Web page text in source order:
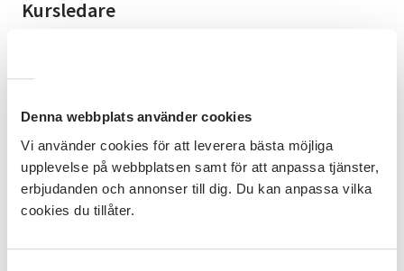
Denna webbplats använder cookies
Vi använder cookies för att leverera bästa möjliga
upplevelse på webbplatsen samt för att anpassa tjänster,
erbjudanden och annonser till dig. Du kan anpassa vilka
cookies du tillåter.
Kursledare
mamma och finsk pappa. Utbildad musiklärare och
Högskolan för Scen och Musik i Göteborg och i Roy
Hart Center Voicework i Frankrike. Under många år
sjöng Anna latinamerikanska folksånger och
argentinsk tango. I längtan och sökande efter sina
finska rötter och ett förlorat språk har hon nu
utforskat den finska tangon och förenat den med
för att läsa mer om Anna på hennes hemsida.